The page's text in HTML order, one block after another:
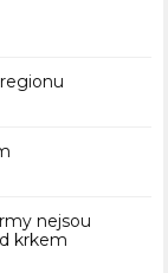
nejsou
krkem